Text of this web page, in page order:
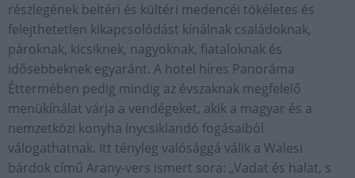
részlegének beltéri és kültéri medencéi tökéletes és
felejthetetlen kikapcsolódást kínálnak családoknak,
pároknak, kicsiknek, nagyoknak, fiataloknak és
idősebbeknek egyaránt. A hotel híres Panoráma
Éttermében pedig mindig az évszaknak megfelelő
menükínálat várja a vendégeket, akik a magyar és a
nemzetközi konyha ínycsiklandó fogásaiból
válogathatnak. Itt tényleg valósággá válik a Walesi
bárdok című Arany-vers ismert sora: „Vadat és halat, s